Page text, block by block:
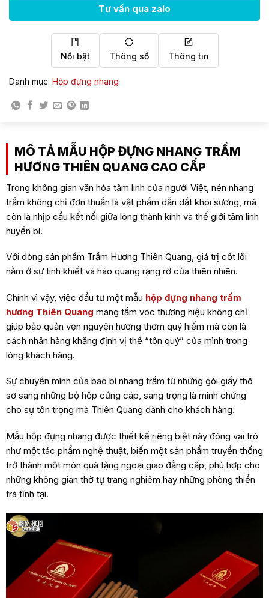
Tư vấn qua zalo
Nổi bật Thông số Thông tin
Danh mục: Hộp đựng nhang
MÔ TẢ MẪU HỘP ĐỰNG NHANG TRẦM
HƯƠNG THIÊN QUANG CAO CẤP
Trong không gian văn hóa tâm linh của người Việt, nén nhang
trầm không chỉ đơn thuần là vật phẩm dẫn dắt khói sương, mà
còn là nhịp cầu kết nối giữa lòng thành kính và thế giới tâm linh
huyền bí.
Với dòng sản phẩm Trầm Hương Thiên Quang, giá trị cốt lõi
nằm ở sự tinh khiết và hào quang rạng rỡ của thiên nhiên.
Chính vì vậy, việc đầu tư một mẫu hộp đựng nhang trầm
hương Thiên Quang mang tầm vóc thương hiệu không chỉ
giúp bảo quản vẹn nguyên hương thơm quý hiếm mà còn là
cách nhãn hàng khẳng định vị thế “tôn quý” của mình trong
lòng khách hàng.
Sự chuyển mình của bao bì nhang trầm từ những gói giấy thô
sơ sang những bộ hộp cứng cáp, sang trọng là minh chứng
cho sự tôn trọng mà Thiên Quang dành cho khách hàng.
Mẫu hộp đựng nhang được thiết kế riêng biệt này đóng vai trò
như một tác phẩm nghệ thuật, biến một sản phẩm truyền thống
trở thành một món quà tặng ngoại giao đẳng cấp, phù hợp cho
những không gian thờ tự trang nghiêm hay những phòng thiền
trà tĩnh tại.